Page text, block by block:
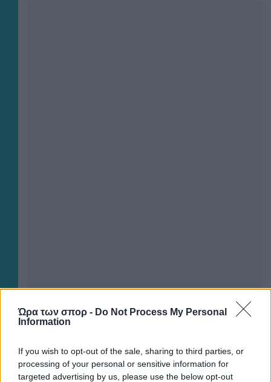
Ώρα των σπορ - Do Not Process My Personal
Information
If you wish to opt-out of the sale, sharing to third parties, or
processing of your personal or sensitive information for
targeted advertising by us, please use the below opt-out
×